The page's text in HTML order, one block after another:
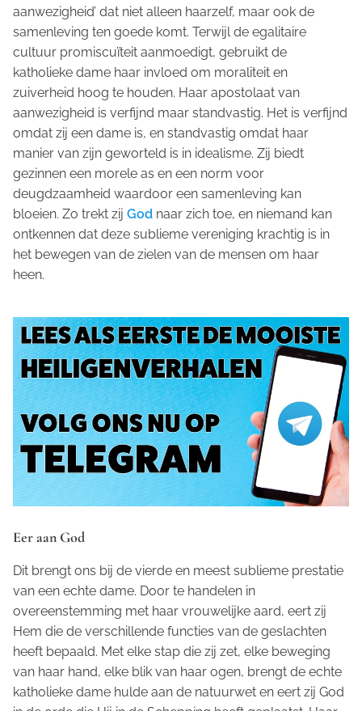
aanwezigheid’ dat niet alleen haarzelf, maar ook de
samenleving ten goede komt. Terwijl de egalitaire
cultuur promiscuïteit aanmoedigt, gebruikt de
katholieke dame haar invloed om moraliteit en
zuiverheid hoog te houden. Haar apostolaat van
aanwezigheid is verfijnd maar standvastig. Het is verfijnd
omdat zij een dame is, en standvastig omdat haar
manier van zijn geworteld is in idealisme. Zij biedt
gezinnen een morele as en een norm voor
deugdzaamheid waardoor een samenleving kan
bloeien. Zo trekt zij God naar zich toe, en niemand kan
ontkennen dat deze sublieme vereniging krachtig is in
het bewegen van de zielen van de mensen om haar
heen.
Eer aan God
Dit brengt ons bij de vierde en meest sublieme prestatie
van een echte dame. Door te handelen in
overeenstemming met haar vrouwelijke aard, eert zij
Hem die de verschillende functies van de geslachten
heeft bepaald. Met elke stap die zij zet, elke beweging
van haar hand, elke blik van haar ogen, brengt de echte
katholieke dame hulde aan de natuurwet en eert zij God